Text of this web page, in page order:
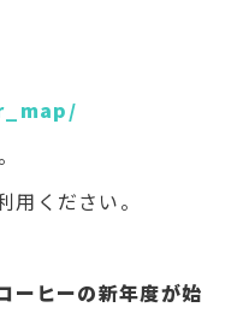
ください。
ーヒーの新年度が始